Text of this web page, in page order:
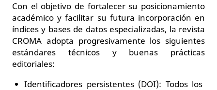
Con el objetivo de fortalecer su posicionamiento
académico y facilitar su futura incorporación en
índices y bases de datos especializadas, la revista
CROMA adopta progresivamente los siguientes
estándares técnicos y buenas prácticas
editoriales:
Identificadores persistentes (DOI): Todos los